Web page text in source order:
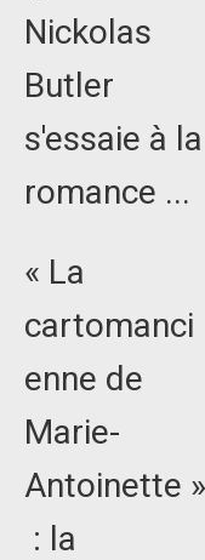
Nickolas
Butler
s'essaie à la
romance ...
« La
cartomanci
enne de
Marie-
Antoinette »
: la